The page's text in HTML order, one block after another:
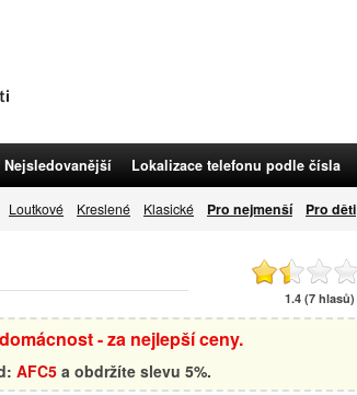
Nejsledovanější Lokalizace telefonu podle čísla
Loutkové Kreslené Klasické Pro nejmenší Pro děti
1.4 (7 hlasů)
- za nejlepší ceny.
AFC5 a obdržíte slevu 5%.